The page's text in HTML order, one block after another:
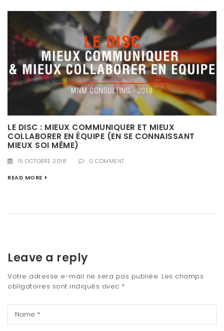
LE DISC : MIEUX COMMUNIQUER ET MIEUX
COLLABORER EN ÉQUIPE (EN SE CONNAISSANT
MIEUX SOI MÊME)
15 OCTOBRE 2018 0 COMMENT
READ MORE
Leave a reply
Votre adresse e-mail ne sera pas publiée. Les champs
obligatoires sont indiqués avec *